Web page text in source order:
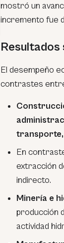
mostró un
incremento fue
El desempeño
contrastes
transporte,
En
extracción
indirecto.
Minería e
producción
actividad